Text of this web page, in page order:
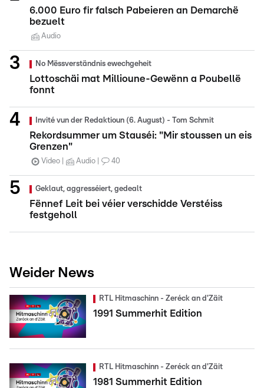
6.000 Euro fir falsch Pabeieren an Demarchë
bezuelt
Audio
No Mëssverständnis ewechgeheit
Lottoschäi mat Millioune-Gewënn a Poubellë
fonnt
Invité vun der Redaktioun (6. August) - Tom Schmit
Rekordsummer um Stauséi: "Mir stoussen un eis
Grenzen"
Video Audio 40
Geklaut, aggresséiert, gedealt
Fënnef Leit bei véier verschidde Verstéiss
festgeholl
Weider News
RTL Hitmaschinn - Zeréck an d'Zäit
1991 Summerhit Edition
RTL Hitmaschinn - Zeréck an d'Zäit
1981 Summerhit Edition